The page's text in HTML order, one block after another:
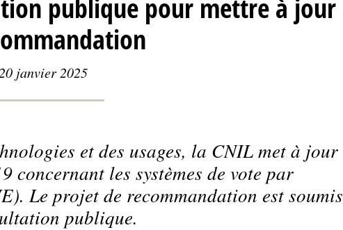
publique pour mettre à jour
20 janvier 2025
et des usages, la CNIL met à jour
concernant les systèmes de vote par
Le projet de recommandation est soumis
publique.